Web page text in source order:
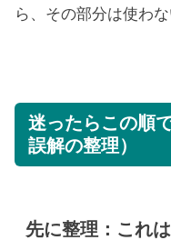
ら、その部分は使わ
迷ったらこの順
誤解の整理）
先に整理：これ